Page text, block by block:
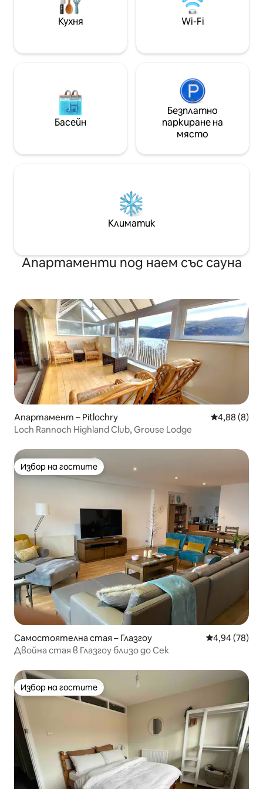
посетите
животни и
Кухня Wi-Fi
Басейн
Безплатно
паркиране на
място
Климатик
Апартаменти под наем със сауна
Апартамент – Pitlochry Средна
4,88 (8)
Loch Rannoch Highland Club, Grouse Lodge
Избор на гостите
Избор на гостите
Самостоятелна стая – Глазгоу Средна
4,94 (78)
Двойна стая в Глазгоу близо до Сек
Избор на гостите
Избор на гостите